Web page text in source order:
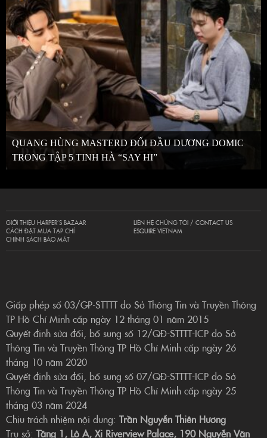
QUANG HÙNG MASTERD ĐỐI ĐẦU DƯƠNG DOMIC
TRONG TẬP 5 TINH HÀ “SAY HI”
GIỚI THIỆU HARPER’S BAZAAR
CÁCH ĐẶT MUA TẠP CHÍ
CHÍNH SÁCH BẢO MẬT
LIÊN HỆ CHÚNG TÔI / CONTACT US
ESQUIRE VIETNAM
Giấp phép số 03/GP-STTTT do Sở Thông Tin và Truyền Thông
TP Hồ Chí Minh cấp ngày 12 tháng 01 năm 2015
Quyết định sửa đổi, bổ sung số 12/QĐ-STTTT-ICP do Sở
Thông Tin và Truyền Thông TP Hồ Chí Minh cấp ngày 26
tháng 10 năm 2020
Quyết định sửa đổi, bổ sung số 07/QĐ-STTTT-ICP do Sở
Thông Tin và Truyền Thông TP Hồ Chí Minh cấp ngày 25
tháng 03 năm 2024
Chịu trách nhiệm nội dung: Trần Nguyễn Thiên Hương
Trụ sở: Tầng 1, Lô A, Xi Riverview Palace, 190 Nguyễn Văn